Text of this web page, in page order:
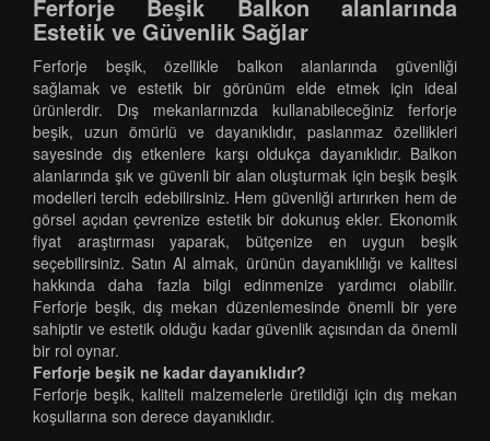
Ferforje Beşik Balkon alanlarında
Estetik ve Güvenlik Sağlar
Ferforje beşik, özellikle balkon alanlarında güvenliği
sağlamak ve estetik bir görünüm elde etmek için ideal
ürünlerdir. Dış mekanlarınızda kullanabileceğiniz ferforje
beşik, uzun ömürlü ve dayanıklıdır, paslanmaz özellikleri
sayesinde dış etkenlere karşı oldukça dayanıklıdır. Balkon
alanlarında şık ve güvenli bir alan oluşturmak için beşik beşik
modelleri tercih edebilirsiniz. Hem güvenliği artırırken hem de
görsel açıdan çevrenize estetik bir dokunuş ekler. Ekonomik
fiyat araştırması yaparak, bütçenize en uygun beşik
seçebilirsiniz. Satın Al almak, ürünün dayanıklılığı ve kalitesi
hakkında daha fazla bilgi edinmenize yardımcı olabilir.
Ferforje beşik, dış mekan düzenlemesinde önemli bir yere
sahiptir ve estetik olduğu kadar güvenlik açısından da önemli
bir rol oynar.
Ferforje beşik ne kadar dayanıklıdır?
Ferforje beşik, kaliteli malzemelerle üretildiği için dış mekan
koşullarına son derece dayanıklıdır.